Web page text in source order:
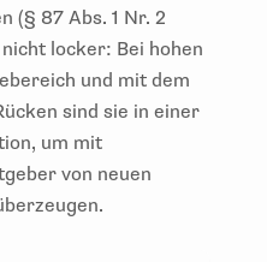
(§ 87 Abs. 1 Nr. 2
locker: Bei hohen
und mit dem
sind sie in einer
um mit
von neuen